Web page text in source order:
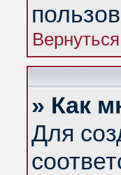
» Как
Для